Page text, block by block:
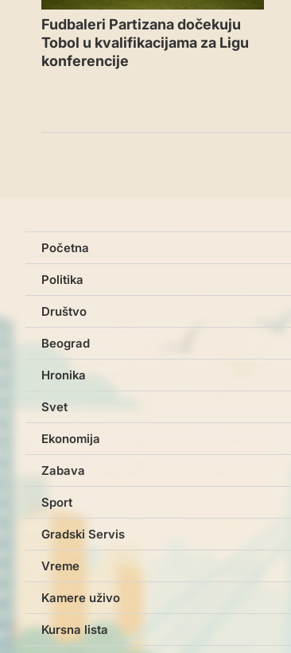
Fudbaleri Partizana dočekuju
Tobol u kvalifikacijama za Ligu
konferencije
Početna
Politika
Društvo
Beograd
Hronika
Svet
Ekonomija
Zabava
Sport
Gradski Servis
Vreme
Kamere uživo
Kursna lista